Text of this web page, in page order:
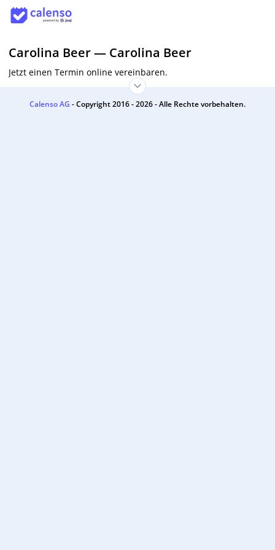
Carolina Beer— Carolina Beer
Jetzt einen Termin online vereinbaren.
Calenso AG - Copyright 2016 - 2026 - Alle Rechte vorbehalten.